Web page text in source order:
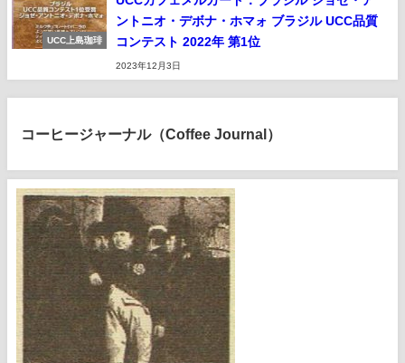
UCC上島珈琲
ントニオ・デボナ・ホマォ ブラジル UCC品質
コンテスト 2022年 第1位
2023年12月3日
コーヒージャーナル（Coffee Journal）